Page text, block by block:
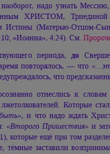
надо узнать
ХРИСТОМ,
Истины (Матерью-
«Иоанна», 4:24). См.
периода, до
повторялось, — что
что
отнеслись к
Которые
, и что надо ждать
«Второго Пришествия» и
которые ещё при том
тёмные заставили